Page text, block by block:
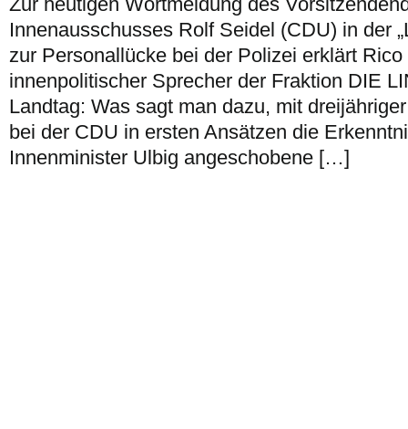
Innenausschusses Rolf Seidel (CDU) in der
zur Personallücke bei der Polizei erklärt Rico
innenpolitischer Sprecher der Fraktion DIE
Landtag: Was sagt man dazu, mit
bei der CDU in ersten Ansätzen die
Innenminister Ulbig angeschobene […]